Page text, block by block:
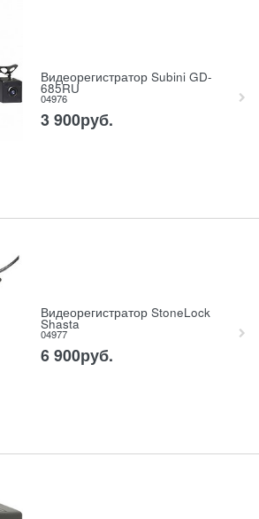
Видеорегистратор Subini GD-
685RU
04976
3 900руб.
Видеорегистратор StoneLock
Shasta
04977
6 900руб.